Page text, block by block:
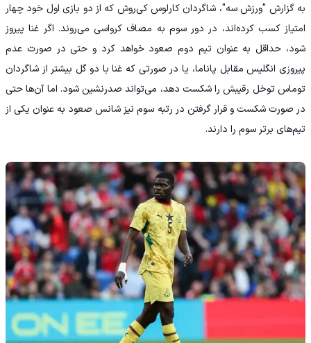
به گزارش "ورزش سه"، شاگردان کارلوس کی‌روش که از دو بازی اول خود چهار
امتیاز کسب کرده‌اند، در دور سوم به مصاف کرواسی می‌روند. اگر غنا پیروز
شود، حداقل به عنوان تیم دوم صعود خواهد کرد و حتی در صورت عدم
پیروزی انگلیس مقابل پاناما، یا در صورتی که غنا با دو گل بیشتر از شاگردان
توماس توخل رقیبش را شکست دهد، می‌تواند صدرنشین شود. اما آن‌ها حتی
در صورت شکست و قرار گرفتن در رتبه سوم نیز شانس صعود به عنوان یکی از
تیم‌های برتر سوم را دارند.